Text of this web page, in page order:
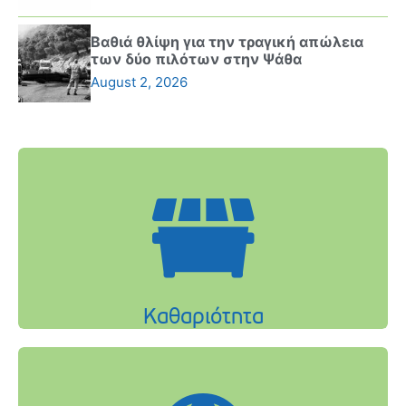
Βαθιά θλίψη για την τραγική απώλεια
των δύο πιλότων στην Ψάθα
August 2, 2026